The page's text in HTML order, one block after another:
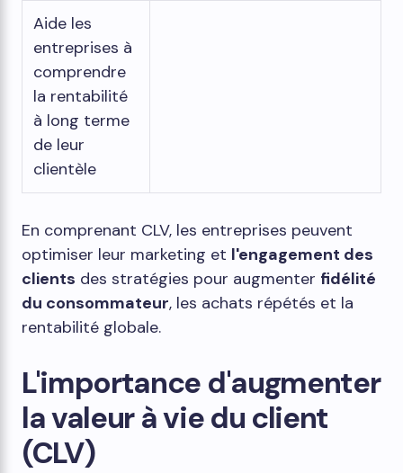
Aide les
entreprises à
comprendre
la rentabilité
à long terme
de leur
clientèle
En comprenant CLV, les entreprises peuvent
optimiser leur marketing et l'engagement des
clients des stratégies pour augmenter fidélité
du consommateur, les achats répétés et la
rentabilité globale.
L'importance d'augmenter
la valeur à vie du client
(CLV)